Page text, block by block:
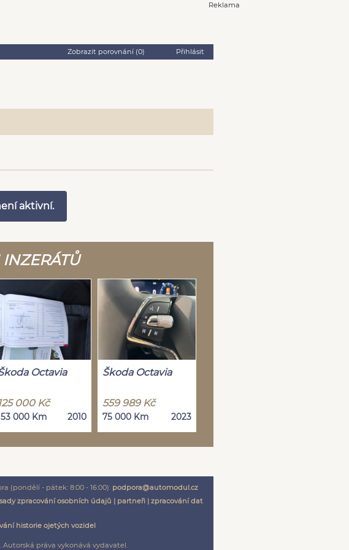
Reklama
Zobrazit porovnání (0) Přihlásit
aktivní.
Octavia
000 Kč
000 Km 2010
Škoda Octavia
559 989 Kč
75 000 Km 2023
(pondělí - pátek: 8:00 - 16:00): podpora@automodul.cz
zpracování osobních údajů | partneři| zpracování dat
historie ojetých vozidel
Autorská práva vykonává vydavatel.